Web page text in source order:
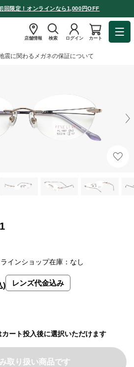
回限定！オンラインなら1,000円OFF
店舗情報 検索 ログイン カート
震に関わるメガネの保証について
インショップ在庫：なし
ート投入後に選択いただけます
レンズ代金込み
取り扱い商品です